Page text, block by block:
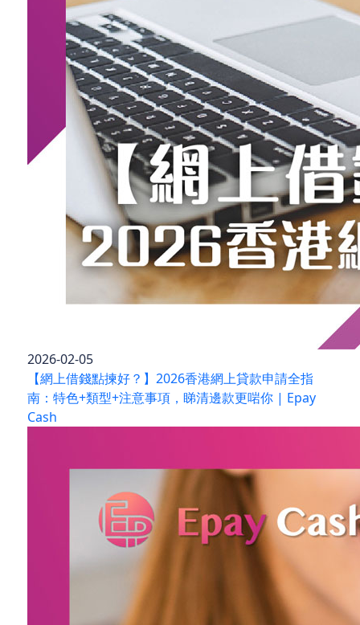
2026-02-05
【網上借錢點揀好？】2026香港網上貸款申請全指
南：特色+類型+注意事項，睇清邊款更啱你 | Epay
Cash